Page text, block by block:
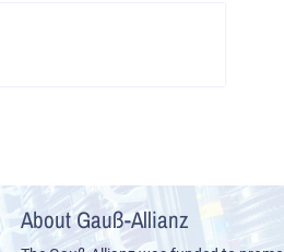
About Gauß-Allianz